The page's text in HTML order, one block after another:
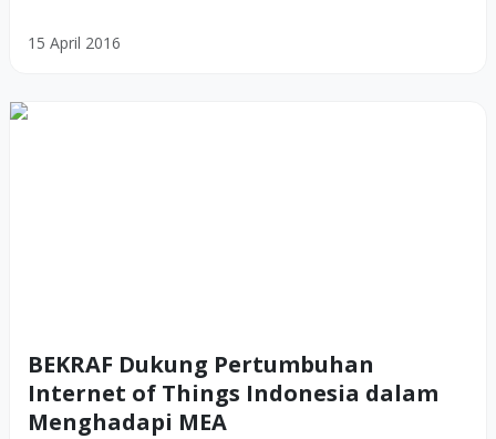
15 April 2016
BEKRAF Dukung Pertumbuhan
Internet of Things Indonesia dalam
Menghadapi MEA